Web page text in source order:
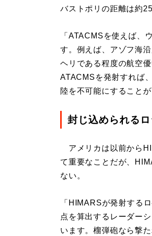
バストポリの距離は約
「ATACMSを使えば、
す。例えば、アゾフ海
ヘリである程度の航空
ATACMSを発射すれば
陸を不可能にすること
封じ込められる
アメリカは以前から
て重要なことだが、
ない。
「HIMARSが発射する
点を算出するレーダー
います。榴弾砲なら撃